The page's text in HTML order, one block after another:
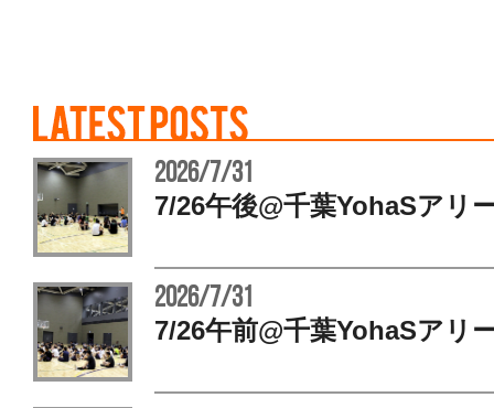
2026/7/31
7/26午後@千葉YohaSア
2026/7/31
7/26午前@千葉YohaSア